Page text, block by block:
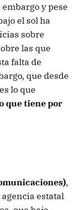
y pese
el sol ha
sobre
las que
falta de
que desde
lo que
que tiene por
,
estatal